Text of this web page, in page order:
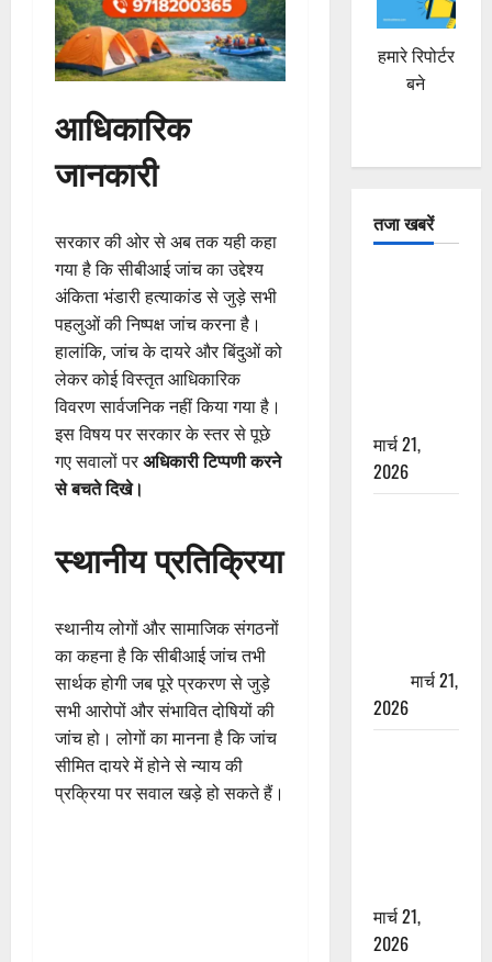
आधिकारिक
जानकारी
सरकार की ओर से अब तक यही कहा
गया है कि सीबीआई जांच का उद्देश्य
अंकिता भंडारी हत्याकांड से जुड़े सभी
पहलुओं की निष्पक्ष जांच करना है।
हालांकि, जांच के दायरे और बिंदुओं को
लेकर कोई विस्तृत आधिकारिक
विवरण सार्वजनिक नहीं किया गया है।
इस विषय पर सरकार के स्तर से पूछे
गए सवालों परअधिकारी टिप्पणी करने
से बचते दिखे।
स्थानीय प्रतिक्रिया
स्थानीय लोगों और सामाजिक संगठनों
का कहना है कि सीबीआई जांच तभी
सार्थक होगी जब पूरे प्रकरण से जुड़े
सभी आरोपों और संभावित दोषियों की
जांच हो। लोगों का मानना है कि जांच
सीमित दायरे में होने से न्याय की
प्रक्रिया पर सवाल खड़े हो सकते हैं।
हमारे रिपोर्टर
बने
तजा खबरें
मार्च 21,
2026
मार्च 21,
2026
मार्च 21,
2026